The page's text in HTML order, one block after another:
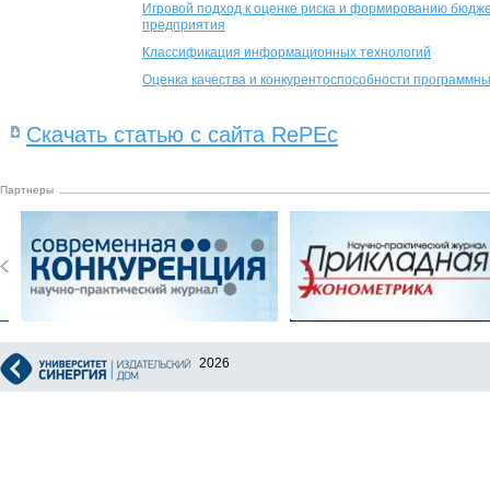
Игровой подход к оценке риска и формированию
предприятия
Классификация информационных технологий
Оценка качества и конкурентоспособности
Скачать статью с сайта RePEc
Партнеры
2026